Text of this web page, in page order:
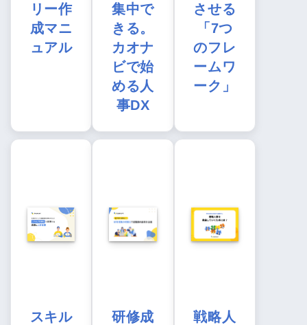
リー作
成マニ
ュアル
集中で
きる。
カオナ
ビで始
める人
事DX
させる
「7つ
のフレ
ームワ
ーク」
スキル
研修成
戦略人